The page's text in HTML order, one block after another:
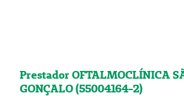
Prestador OFTALMOCLÍNICA
GONÇALO (55004164-2)